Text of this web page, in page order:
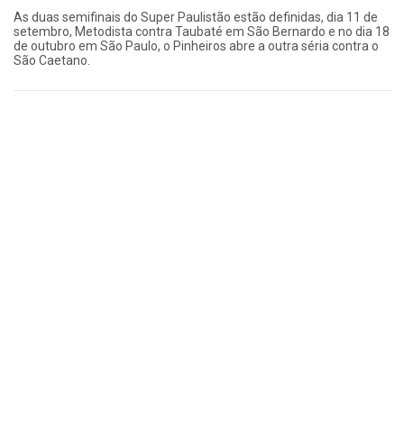
As duas semifinais do Super Paulistão estão definidas, dia 11 de
setembro, Metodista contra Taubaté em São Bernardo e no dia 18
de outubro em São Paulo, o Pinheiros abre a outra séria contra o
São Caetano.